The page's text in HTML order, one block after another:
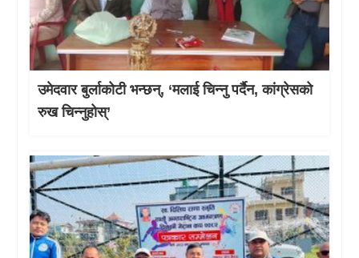
उमेदवार बुर्लाकोटी भन्छन्, ‘मलाई चिन्नु पर्दैन, कांग्रेसको
रुख चिन्नुहोस्’